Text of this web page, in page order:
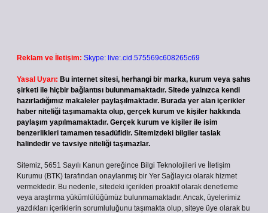
Reklam ve İletişim: Skype: live:.cid.575569c608265c69
Yasal Uyarı: Bu internet sitesi, herhangi bir marka, kurum veya şahıs
şirketi ile hiçbir bağlantısı bulunmamaktadır. Sitede yalnızca kendi
hazırladığımız makaleler paylaşılmaktadır. Burada yer alan içerikler
haber niteliği taşımamakta olup, gerçek kurum ve kişiler hakkında
paylaşım yapılmamaktadır. Gerçek kurum ve kişiler ile isim
benzerlikleri tamamen tesadüfidir. Sitemizdeki bilgiler taslak
halindedir ve tavsiye niteliği taşımazlar.
Sitemiz, 5651 Sayılı Kanun gereğince Bilgi Teknolojileri ve İletişim
Kurumu (BTK) tarafından onaylanmış bir Yer Sağlayıcı olarak hizmet
vermektedir. Bu nedenle, sitedeki içerikleri proaktif olarak denetleme
veya araştırma yükümlülüğümüz bulunmamaktadır. Ancak, üyelerimiz
yazdıkları içeriklerin sorumluluğunu taşımakta olup, siteye üye olarak bu